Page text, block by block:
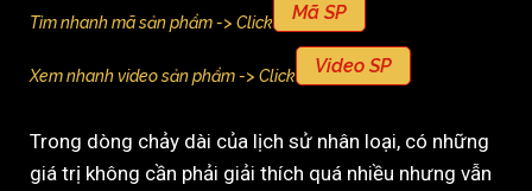
Tìm nhanh mã sản phẩm -> Click Mã SP
Xem nhanh video sản phẩm -> Click Video SP
Trong dòng chảy dài của lịch sử nhân loại, có những
giá trị không cần phải giải thích quá nhiều nhưng vẫn